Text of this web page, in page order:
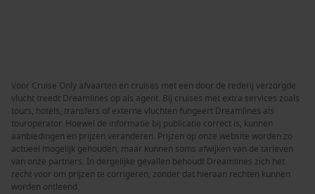
Voor Cruise Only afvaarten en cruises met een door de rederij verzorgde
vlucht treedt Dreamlines op als agent. Bij cruises met extra services zoals
tours, hotels, transfers of externe vluchten fungeert Dreamlines als
touroperator. Hoewel de informatie bij publicatie correct is, kunnen
aanbiedingen en prijzen veranderen. Prijzen op onze website worden zo
actueel mogelijk gehouden, maar kunnen soms afwijken van de tarieven
van onze partners. In dergelijke gevallen behoudt Dreamlines zich het
recht voor om prijzen te corrigeren, zonder dat hieraan rechten kunnen
worden ontleend.